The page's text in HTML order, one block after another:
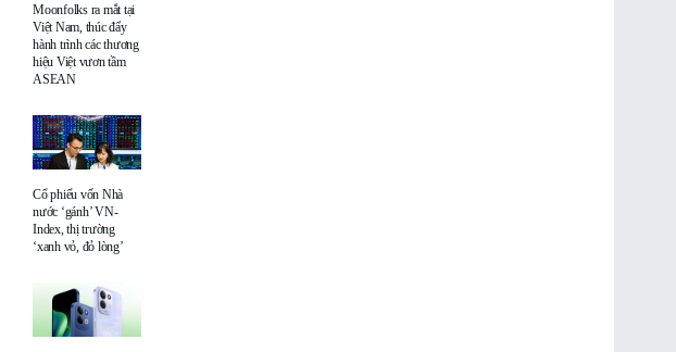
Moonfolks ra mắt tại
Việt Nam, thúc đẩy
hành trình các thương
hiệu Việt vươn tầm
ASEAN
Cổ phiếu vốn Nhà
nước ‘gánh’ VN-
Index, thị trường
‘xanh vỏ, đỏ lòng’